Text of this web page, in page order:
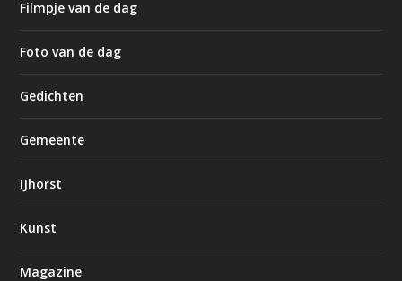
Filmpje van de dag
Foto van de dag
Gedichten
Gemeente
IJhorst
Kunst
Magazine